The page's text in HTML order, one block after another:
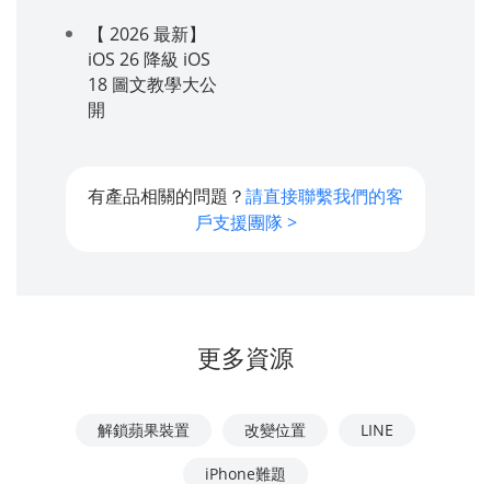
【 2026 最新】
iOS 26 降級 iOS
18 圖文教學大公
開
有產品相關的問題？請直接聯繫我們的客
戶支援團隊 >
更多資源
解鎖蘋果裝置 改變位置 LINE
iPhone難題